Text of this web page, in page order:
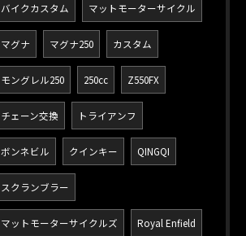
バイクカスタム マットモーターサイクル
マグナ マグナ250 カスタム
モングレル250 250cc Z550FX
チェーン交換 トライアンフ
ボンネビル クインキー QINGQI
スクランブラー
マットモーターサイクルズ Royal Enfield